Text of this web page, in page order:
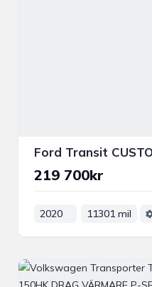
219 700kr
2020 11301 mil